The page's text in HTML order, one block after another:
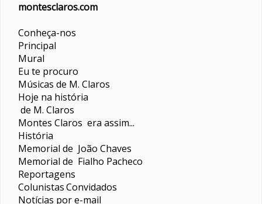
montesclaros.com
Conheça-nos
Principal
Mural
Eu te procuro
Músicas de M. Claros
Hoje na história
de M. Claros
Montes Claros era assim...
História
Memorial de João Chaves
Memorial de Fialho Pacheco
Reportagens
ColunistasConvidados
Notícias por e-mail